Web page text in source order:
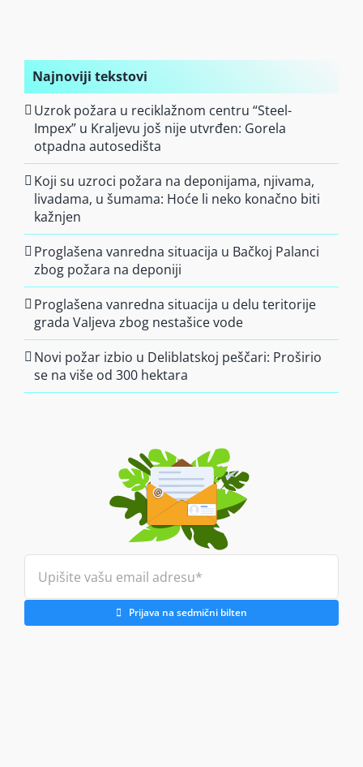
Najnoviji tekstovi
Uzrok požara u reciklažnom centru “Steel-
Impex” u Kraljevu još nije utvrđen: Gorela
otpadna autosedišta
Koji su uzroci požara na deponijama, njivama,
livadama, u šumama: Hoće li neko konačno biti
kažnjen
Proglašena vanredna situacija u Bačkoj Palanci
zbog požara na deponiji
Proglašena vanredna situacija u delu teritorije
grada Valjeva zbog nestašice vode
Novi požar izbio u Deliblatskoj peščari: Proširio
se na više od 300 hektara
Prijava na sedmični bilten